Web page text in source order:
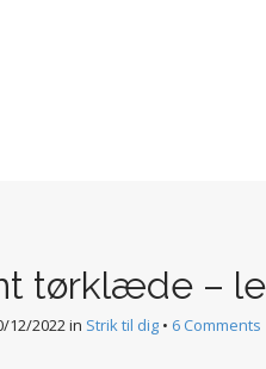
tørklæde –
12/2022in Strik til dig • 6 Comments